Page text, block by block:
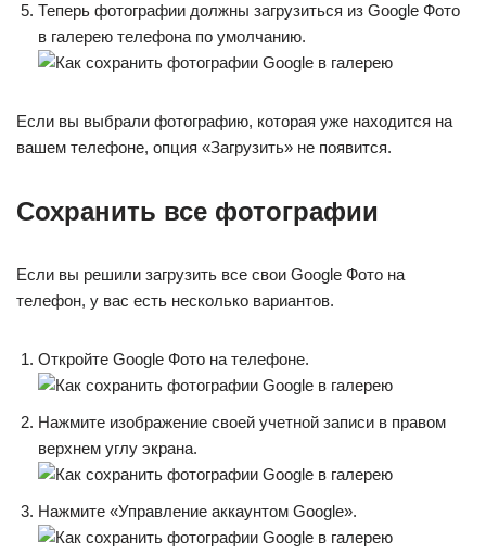
Теперь фотографии должны загрузиться из Google Фото
в галерею телефона по умолчанию.
Если вы выбрали фотографию, которая уже находится на
вашем телефоне, опция «Загрузить» не появится.
Сохранить все фотографии
Если вы решили загрузить все свои Google Фото на
телефон, у вас есть несколько вариантов.
Откройте Google Фото на телефоне.
Нажмите изображение своей учетной записи в правом
верхнем углу экрана.
Нажмите «Управление аккаунтом Google».